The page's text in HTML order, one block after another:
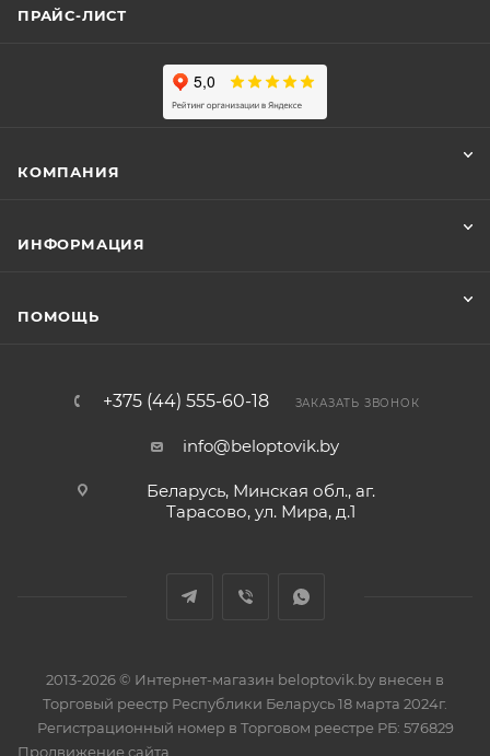
ПРАЙС-ЛИСТ
КОМПАНИЯ
ИНФОРМАЦИЯ
ПОМОЩЬ
+375 (44) 555-60-18 ЗАКАЗАТЬ ЗВОНОК
info@beloptovik.by
Беларусь, Минская обл., аг.
Тарасово, ул. Мира, д.1
2013-2026 © Интернет-магазин beloptovik.by внесен в
Торговый реестр Республики Беларусь 18 марта 2024г.
Регистрационный номер в Торговом реестре РБ: 576829
Продвижение сайта